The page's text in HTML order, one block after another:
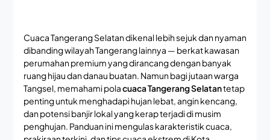
Cuaca Tangerang Selatan dikenal lebih sejuk dan nyaman
dibanding wilayah Tangerang lainnya — berkat kawasan
perumahan premium yang dirancang dengan banyak
ruang hijau dan danau buatan. Namun bagi jutaan warga
Tangsel, memahami polacuaca Tangerang Selatantetap
penting untuk menghadapi hujan lebat, angin kencang,
dan potensi banjir lokal yang kerap terjadi di musim
penghujan. Panduan ini mengulas karakteristik cuaca,